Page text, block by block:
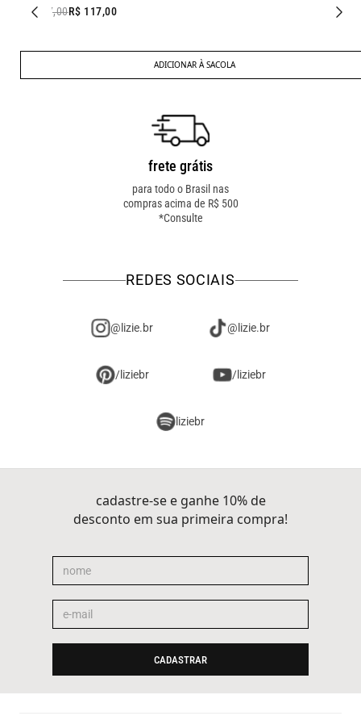
R$ 237,00R$ 117,00
ADICIONAR À SACOLA
frete grátis
para todo o Brasil nas
compras acima de R$ 500
*Consulte
REDES SOCIAIS
@lizie.br @lizie.br
/liziebr /liziebr
liziebr
cadastre-se e ganhe 10% de
desconto em sua primeira compra!
CADASTRAR